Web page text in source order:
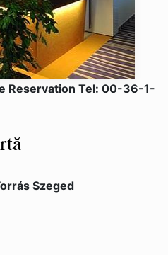
Reservation Tel: 00-36-1-
Szeged